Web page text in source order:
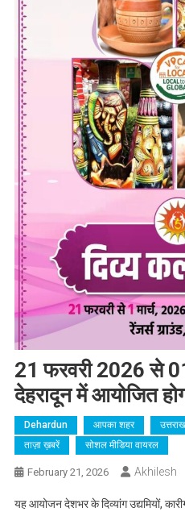
21 फरवरी 2026 से
देहरादून में आयोजित
Dehardun आपका शहर
ताज़ा ख़बरें
सोशल मीडिया वायरल
February 21, 2026 Akhilesh
यह आयोजन देशभर के दिव्यांग उद्यमियों,